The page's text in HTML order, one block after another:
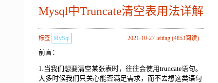
Mysql中Truncate清空表用法详解
2021-10-27 leiting (4853阅读)
标签 MySql
前言：
1.当我们想要清空某张表时，往往会使用truncate语句。
大多时候我们只关心能否满足需求，而不去想这类语句